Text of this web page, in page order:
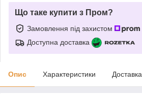
Що таке купити з Пром?
Замовлення під захистом
Доступна доставка
Опис Характеристики Доставка